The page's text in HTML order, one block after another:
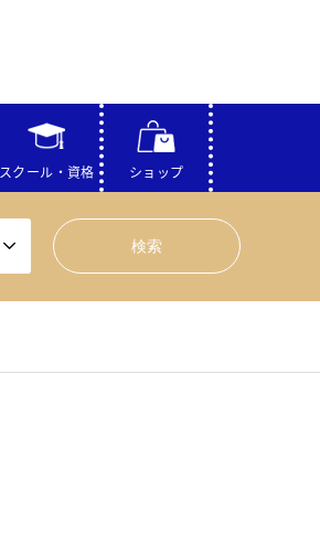
スクール・資格 ショップ